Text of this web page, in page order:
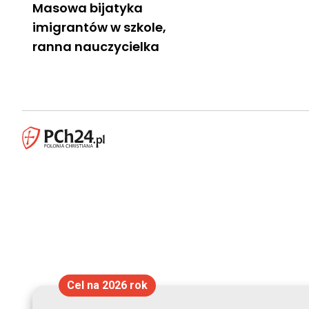
Masowa bijatyka
imigrantów w szkole,
ranna nauczycielka
Cel na 2026 rok